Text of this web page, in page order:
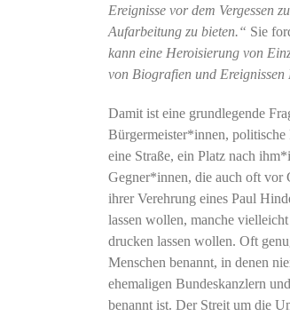
Ereignisse vor dem Vergessen
Aufarbeitung zu bieten.“ Sie
kann eine Heroisierung von
von Biografien und Ereignissen
Damit ist eine grundlegende
Bürgermeister*innen,
eine Straße, ein Platz nach
Gegner*innen, die auch oft vor
ihrer Verehrung eines Paul
lassen wollen, manche
drucken lassen wollen. Oft
Menschen benannt, in denen
ehemaligen Bundeskanzlern
benannt ist. Der Streit um die